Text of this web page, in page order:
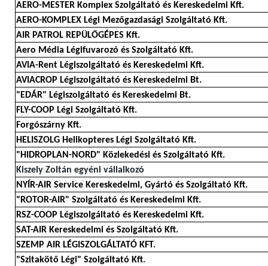
AERO-MESTER Komplex Szolgáltató és Kereskedelmi Kft.
AERO-KOMPLEX Légi Mezőgazdasági Szolgáltató Kft.
AIR PATROL REPÜLŐGÉPES Kft.
Aero Média Légifuvarozó és Szolgáltató Kft.
AVIA-Rent Légiszolgáltató és Kereskedelmi Kft.
AVIACROP Légiszolgáltató és Kereskedelmi Bt.
"EDÁR" Légiszolgáltató és Kereskedelmi Bt.
FLY-COOP Légi Szolgáltató Kft.
Forgószárny Kft.
HELISZOLG Helikopteres Légi Szolgáltató Kft.
"HIDROPLAN-NORD" Közlekedési és Szolgáltató Kft.
Kiszely Zoltán egyéni vállalkozó
NYÍR-AIR Service Kereskedelmi, Gyártó és Szolgáltató Kft.
"ROTOR-AIR" Szolgáltató és Kereskedelmi Kft.
RSZ-COOP Légiszolgáltató és Kereskedelmi Kft.
SAT-AIR Kereskedelmi és Szolgáltató Kft.
SZEMP AIR LÉGISZOLGÁLTATÓ KFT.
"Szitakötő Légi" Szolgáltató Kft.